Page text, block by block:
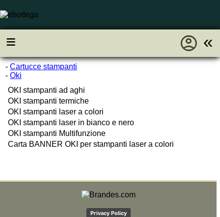
≡ «
account_circle
- Cartucce stampanti
- Oki
OKI stampanti ad aghi
OKI stampanti termiche
OKI stampanti laser a colori
OKI stampanti laser in bianco e nero
OKI stampanti Multifunzione
Carta BANNER OKI per stampanti laser a colori
Privacy Policy